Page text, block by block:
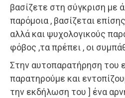
βασίζετε στη σύγκριση με
παρόμοια , βασίζεται
αλλά και ψυχολογικούς
φόβος ,τα πρέπει , οι
Στην αυτοπαρατήρηση του
παρατηρούμε και
την εκδήλωση του ] ένα